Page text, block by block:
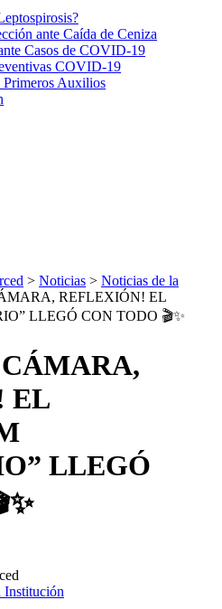
ante Caída de Ceniza
Casos de COVID-19
COVID-19
Auxilios
> Noticias > Noticias de la
REFLEXIÓN! EL
LLEGÓ CON TODO 🎬✨
EL
LLEGÓ
Institución